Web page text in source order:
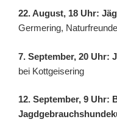
22. August, 18 Uhr:
Germering,
7. September, 20 Uhr:
bei Kottgeisering
12. September, 9 Uhr: